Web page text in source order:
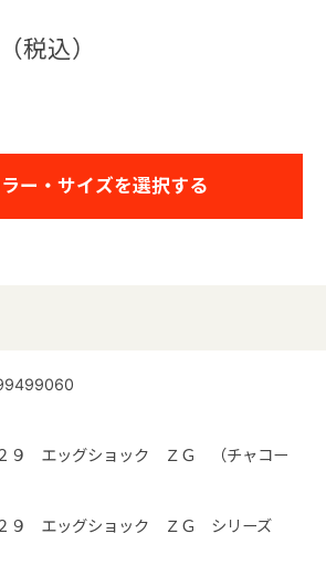
ー・サイズを選択する
９ エッグショック ＺＧ （チャコー
９ エッグショック ＺＧ シリーズ